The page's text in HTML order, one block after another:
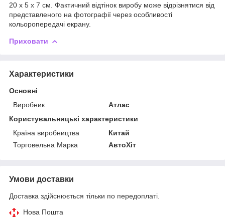
20 х 5 х 7 см. Фактичний відтінок виробу може відрізнятися від
представленого на фотографії через особливості
кольоропередачі екрану.
Приховати
Характеристики
Основні
Виробник
Атлас
Користувальницькі характеристики
Країна виробництва
Китай
Торговельна Марка
АвтоХіт
Умови доставки
Доставка здійснюється тільки по передоплаті.
Нова Пошта